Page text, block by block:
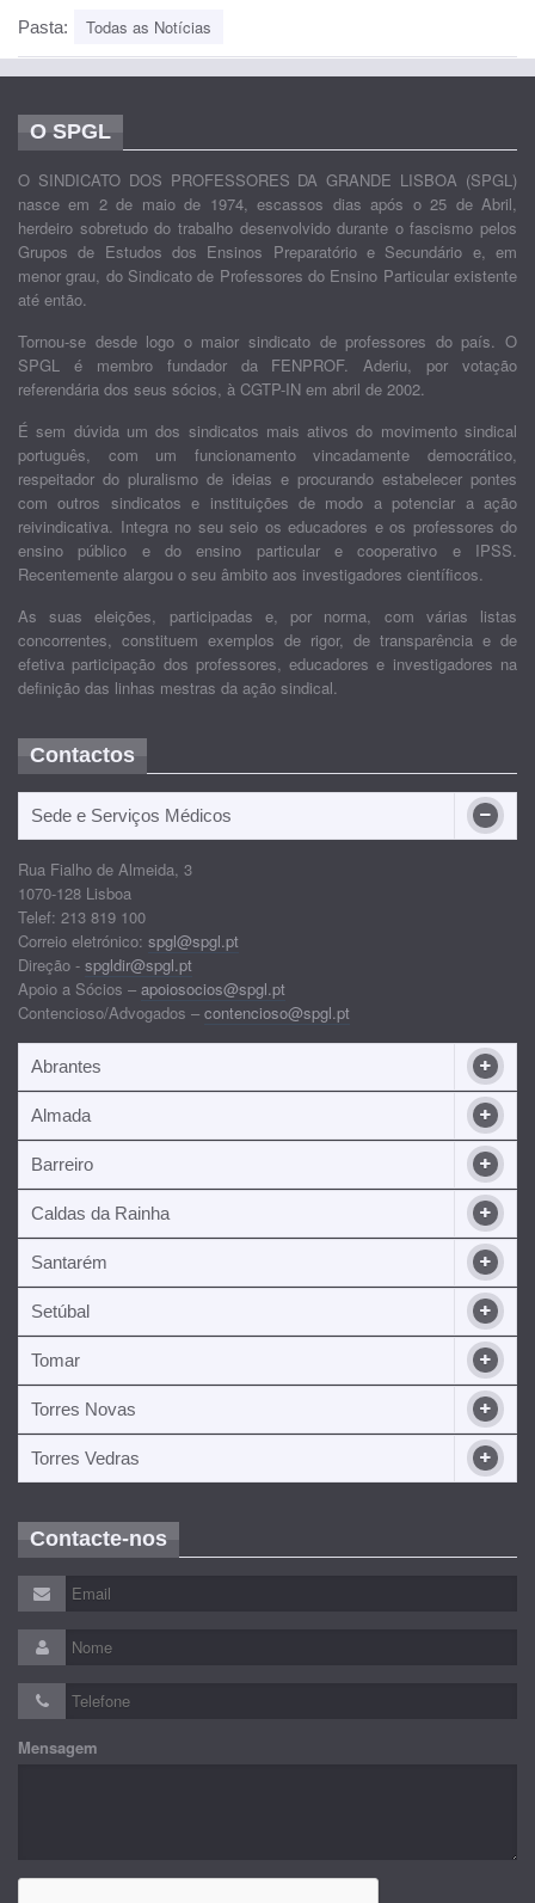
Pasta: Todas as Notícias
O SPGL
O SINDICATO DOS PROFESSORES DA GRANDE LISBOA (SPGL)
nasce em 2 de maio de 1974, escassos dias após o 25 de Abril,
herdeiro sobretudo do trabalho desenvolvido durante o fascismo pelos
Grupos de Estudos dos Ensinos Preparatório e Secundário e, em
menor grau, do Sindicato de Professores do Ensino Particular existente
até então.
Tornou-se desde logo o maior sindicato de professores do país. O
SPGL é membro fundador da FENPROF. Aderiu, por votação
referendária dos seus sócios, à CGTP-IN em abril de 2002.
É sem dúvida um dos sindicatos mais ativos do movimento sindical
português, com um funcionamento vincadamente democrático,
respeitador do pluralismo de ideias e procurando estabelecer pontes
com outros sindicatos e instituições de modo a potenciar a ação
reivindicativa. Integra no seu seio os educadores e os professores do
ensino público e do ensino particular e cooperativo e IPSS.
Recentemente alargou o seu âmbito aos investigadores científicos.
As suas eleições, participadas e, por norma, com várias listas
concorrentes, constituem exemplos de rigor, de transparência e de
efetiva participação dos professores, educadores e investigadores na
definição das linhas mestras da ação sindical.
Contactos
Sede e Serviços Médicos
Rua Fialho de Almeida, 3
1070-128 Lisboa
Telef: 213 819 100
Correio eletrónico: spgl@spgl.pt
Direção - spgldir@spgl.pt
Apoio a Sócios – apoiosocios@spgl.pt
Contencioso/Advogados – contencioso@spgl.pt
Abrantes
Almada
Barreiro
Caldas da Rainha
Santarém
Setúbal
Tomar
Torres Novas
Torres Vedras
Contacte-nos
Mensagem